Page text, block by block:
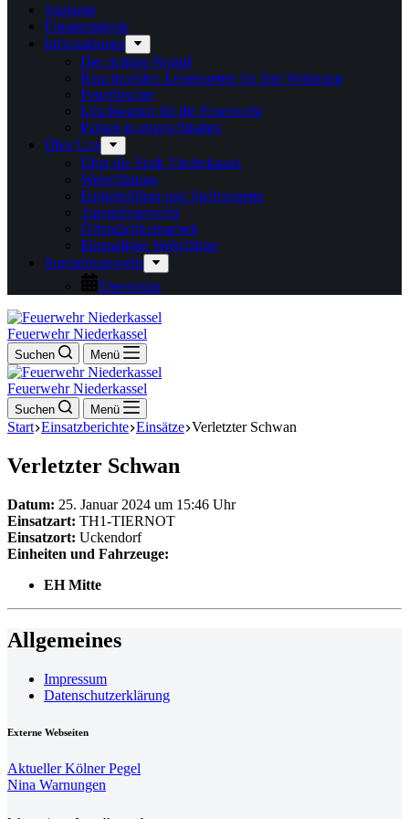
Startseite
Einsatzstatistik
Informationen
Der richtige Notruf
Rauchmelder: Lebensretter für Ihre Wohnung
Feuerlöscher
Löschwasser für die Feuerwehr
Parken in engen Straßen
Über Uns
Über die Stadt Niederkassel
Wehrführung
Einheitsführer und Stellvertreter
Jugendfeuerwehr
Öffentlichkeitsarbeit
Ehemaligen Wehrführer
Jugendfeuerwehr
Dienstplan
Feuerwehr Niederkassel
Suchen Menü
Feuerwehr Niederkassel
Suchen Menü
Start Einsatzberichte Einsätze Verletzter Schwan
Verletzter Schwan
Datum: 25. Januar 2024 um 15:46 Uhr
Einsatzart: TH1-TIERNOT
Einsatzort: Uckendorf
Einheiten und Fahrzeuge:
EH Mitte
Allgemeines
Impressum
Datenschutzerklärung
Externe Webseiten
Aktueller Kölner Pegel
Nina Warnungen